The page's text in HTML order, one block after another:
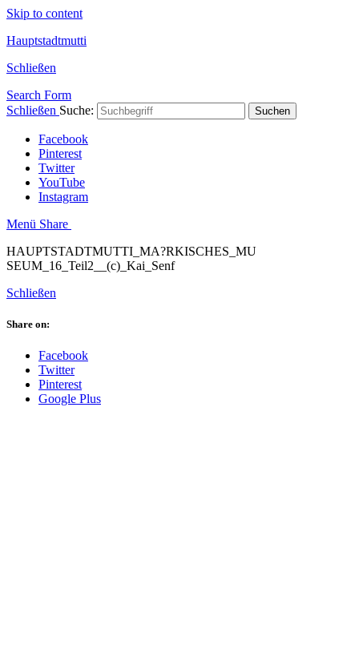
Skip to content
Hauptstadtmutti
Schließen
Search Form
Schließen Suche: Suchen
Facebook
Pinterest
Twitter
YouTube
Instagram
Menü Share
HAUPTSTADTMUTTI_MA?RKISCHES_MU
SEUM_16_Teil2__(c)_Kai_Senf
Schließen
Share on:
Facebook
Twitter
Pinterest
Google Plus